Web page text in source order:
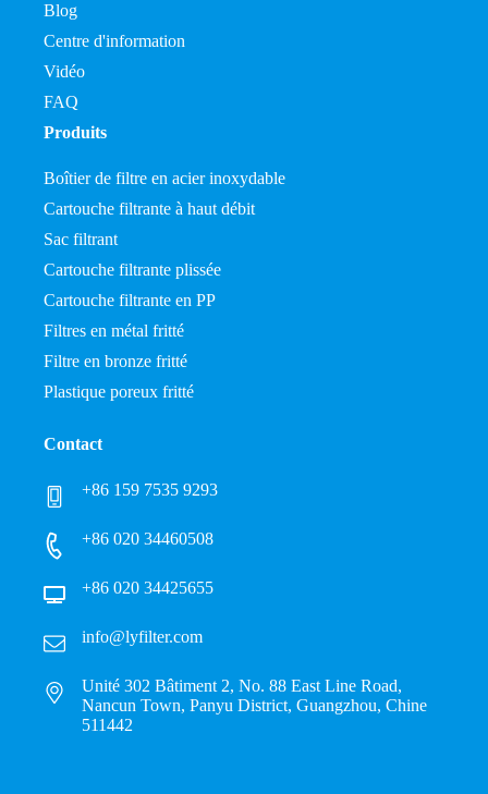
Blog
Centre d'information
Vidéo
FAQ
Produits
Boîtier de filtre en acier inoxydable
Cartouche filtrante à haut débit
Sac filtrant
Cartouche filtrante plissée
Cartouche filtrante en PP
Filtres en métal fritté
Filtre en bronze fritté
Plastique poreux fritté
Contact
+86 159 7535 9293
+86 020 34460508
+86 020 34425655
info@lyfilter.com
Unité 302 Bâtiment 2, No. 88 East Line Road,
Nancun Town, Panyu District, Guangzhou, Chine
511442